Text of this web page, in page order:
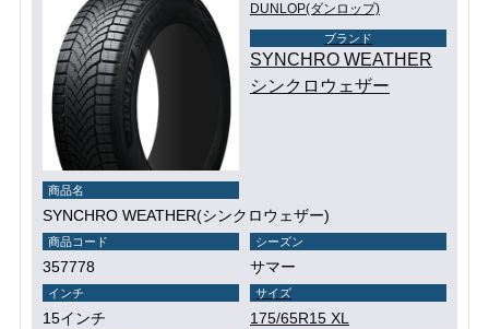
DUNLOP(ダンロップ)
ブランド
SYNCHRO WEATHER
シンクロウェザー
商品名
SYNCHRO WEATHER(シンクロウェザー)
商品コード
357778
シーズン
サマー
インチ
15インチ
サイズ
175/65R15 XL